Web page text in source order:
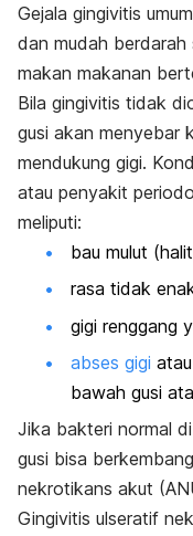
Gejala gingivitis
dan mudah
makan makanan
Bila gingivitis tidak
gusi akan menyebar
mendukung gigi.
atau penyakit
meliputi:
bau mulut
rasa tidak
gigi renggang
abses gigi
bawah gusi
Jika bakteri normal
gusi bisa
nekrotikans akut
Gingivitis ulseratif